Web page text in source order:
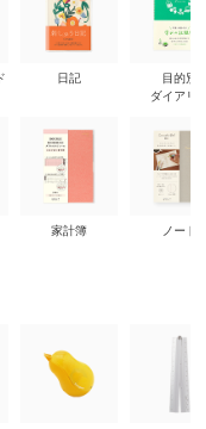
日記
家計簿
目的別
ダイアリ
ノート